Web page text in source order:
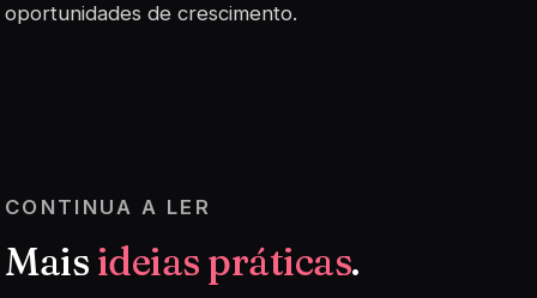
oportunidades de crescimento.
CONTINUA A LER
Mais ideias práticas.